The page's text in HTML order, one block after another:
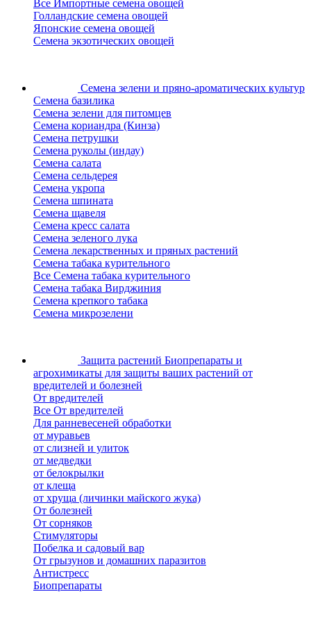
Все Импортные семена овощей
Голландские семена овощей
Японские семена овощей
Семена экзотических овощей
Семена зелени и пряно-ароматических культур
Семена базилика
Семена зелени для питомцев
Семена кориандра (Кинза)
Семена петрушки
Семена руколы (индау)
Семена салата
Семена сельдерея
Семена укропа
Семена шпината
Семена щавеля
Семена кресс салата
Семена зеленого лука
Семена лекарственных и пряных растений
Семена табака курительного
Все Семена табака курительного
Семена табака Вирджиния
Семена крепкого табака
Семена микрозелени
Защита растений Биопрепараты и
агрохимикаты для защиты ваших растений от
вредителей и болезней
От вредителей
Все От вредителей
Для ранневесеней обработки
от муравьев
от слизней и улиток
от медведки
от белокрылки
от клеща
от хруща (личинки майского жука)
От болезней
От сорняков
Стимуляторы
Побелка и садовый вар
От грызунов и домашних паразитов
Антистресс
Биопрепараты